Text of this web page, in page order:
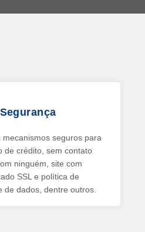
Segurança
mecanismos seguros para
de crédito, sem contato
ninguém, site com
SSL e política de
de dados, dentre outros.